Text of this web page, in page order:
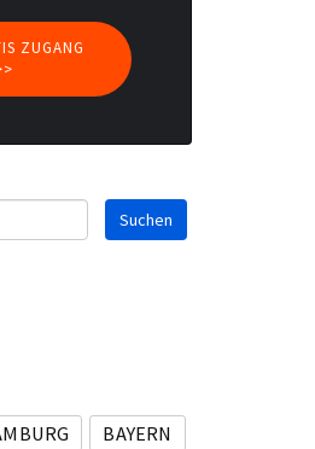
ZUGANG
BAYERN